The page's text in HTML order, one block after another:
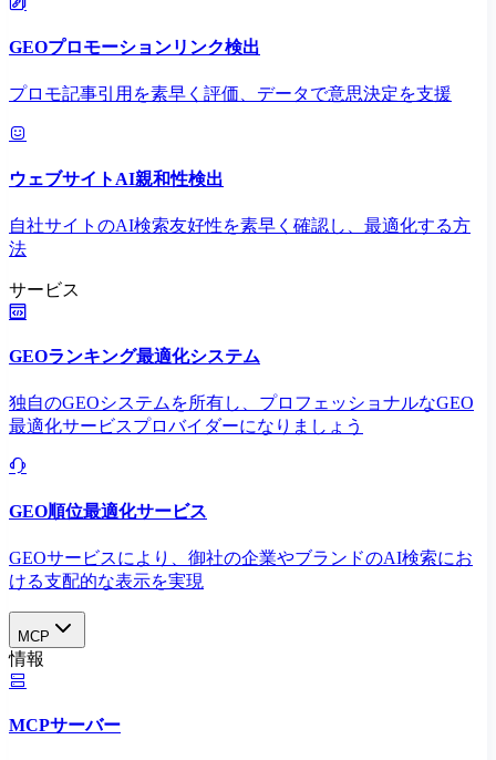
GEOプロモーションリンク検出
プロモ記事引用を素早く評価、データで意思決定を支援
ウェブサイトAI親和性検出
自社サイトのAI検索友好性を素早く確認し、最適化する方
法
サービス
GEOランキング最適化システム
独自のGEOシステムを所有し、プロフェッショナルなGEO
最適化サービスプロバイダーになりましょう
GEO順位最適化サービス
GEOサービスにより、御社の企業やブランドのAI検索にお
ける支配的な表示を実現​
MCP
情報
MCPサーバー